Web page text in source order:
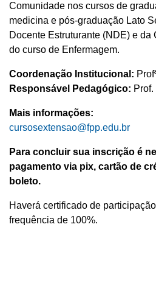
Comunidade nos cursos de
medicina e pós-graduação Lato
Docente Estruturante (NDE) e
do curso de Enfermagem.
Coordenação Institucional:
Responsável Pedagógico:
Mais informações:
cursosextensao@fpp.edu.br
Para concluir sua inscrição é
pagamento via pix, cartão de
boleto.
Haverá certificado de
frequência de 100%.